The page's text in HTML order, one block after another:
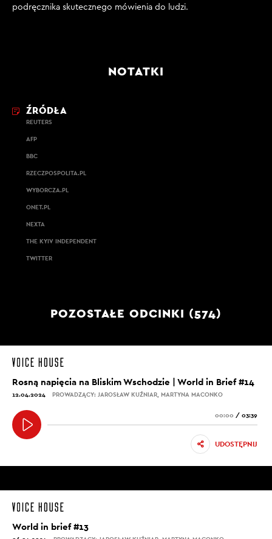
podręcznika skutecznego mówienia do ludzi.
NOTATKI
ŹRÓDŁA
REUTERS
AFP
BBC
RZECZPOSPOLITA.PL
WYBORCZA.PL
ONET.PL
NEXTA
THE KYIV INDEPENDENT
TWITTER
POZOSTAŁE ODCINKI (574)
Rosną napięcia na Bliskim Wschodzie | World in Brief #14
12.04.2024 PROWADZĄCY: JAROSŁAW KUŹNIAR, MARTYNA MACONKO
00:00 / 03:39
UDOSTĘPNIJ
World in brief #13